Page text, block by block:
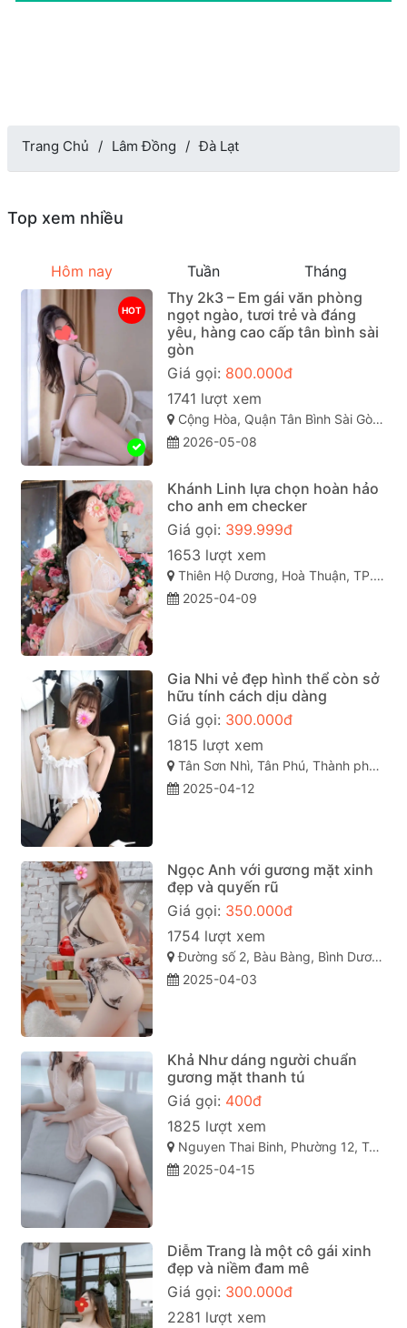
Trang Chủ Lâm Đồng Đà Lạt
Top xem nhiều
Hôm nay Tuần Tháng
HOT
Thy 2k3 – Em gái văn phòng
ngọt ngào, tươi trẻ và đáng
yêu, hàng cao cấp tân bình sài
gòn
Giá gọi: 800.000đ
1741 lượt xem
Cộng Hòa, Quận Tân Bình Sài Gòn ( TP. Hồ Chí Minh )
2026-05-08
Khánh Linh lựa chọn hoàn hảo
cho anh em checker
Giá gọi: 399.999đ
1653 lượt xem
Thiên Hộ Dương, Hoà Thuận, TP. Cao Lãnh, Đồng Tháp
2025-04-09
Gia Nhi vẻ đẹp hình thể còn sở
hữu tính cách dịu dàng
Giá gọi: 300.000đ
1815 lượt xem
Tân Sơn Nhì, Tân Phú, Thành phố Hồ Chí Minh
2025-04-12
Ngọc Anh với gương mặt xinh
đẹp và quyến rũ
Giá gọi: 350.000đ
1754 lượt xem
Đường số 2, Bàu Bàng, Bình Dương
2025-04-03
Khả Như dáng người chuẩn
gương mặt thanh tú
Giá gọi: 400đ
1825 lượt xem
Nguyen Thai Binh, Phường 12, Tân Bình, Thành phố Hồ Chí Minh
2025-04-15
Diễm Trang là một cô gái xinh
đẹp và niềm đam mê
Giá gọi: 300.000đ
2281 lượt xem